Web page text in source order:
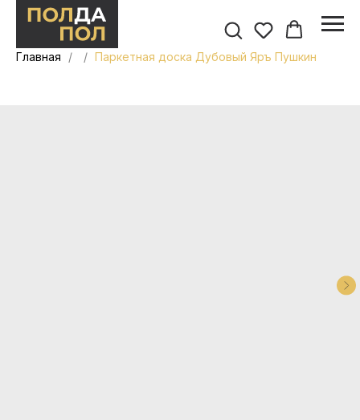
Главная Паркетная доска Дубовый Яръ Пушкин